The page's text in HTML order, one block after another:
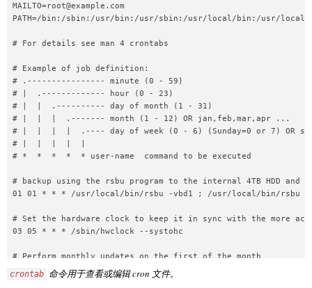
MAILTO=root@example.com
PATH=/bin:/sbin:/usr/bin:/usr/sbin:/usr/local/bin:/usr/local/
# For details see man 4 crontabs
# Example of job definition:
# .---------------- minute (0 - 59)
# |  .------------- hour (0 - 23)
# |  |  .---------- day of month (1 - 31)
# |  |  |  .------- month (1 - 12) OR jan,feb,mar,apr ...
# |  |  |  |  .---- day of week (0 - 6) (Sunday=0 or 7) OR
# |  |  |  |  |
# *  *  *  *  * user-name  command to be executed
# backup using the rsbu program to the internal 4TB HDD and
01 01 * * * /usr/local/bin/rsbu -vbd1 ; /usr/local/bin/rsbu -
# Set the hardware clock to keep it in sync with the more
03 05 * * * /sbin/hwclock --systohc
# Perform monthly updates on the first of the month
crontab 命令用于查看或编辑 cron 文件。